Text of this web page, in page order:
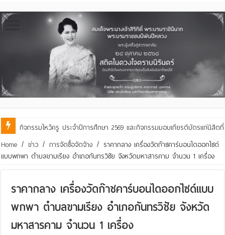
กิจกรรมไหว้ครู ประจำปีการศึกษา 2569 และกิจกรรมมอบเกียรติบัตรแก่นิสิ
คณะสิ่งแวดล้อมฯ มมส ร่วมสืบสานประเพณีฮีตเดือน ๘ ถวายเทียนพรรษา ๒
Home / ข่าว / การจัดซื้อจัดจ้าง / ราคากลาง เครื่องวัดก๊าชคาร์บอนไดออกไซด์
แบบพกพา ตำบลขามเรียง อำเภอกันทรวิชัย จังหวัดมหาสารคาม จำนวน 1 เครื่อง
ราคากลาง เครื่องวัดก๊าชคาร์บอนไดออกไซด์แบบ
พกพา ตำบลขามเรียง อำเภอกันทรวิชัย จังหวัด
มหาสารคาม จำนวน 1 เครื่อง